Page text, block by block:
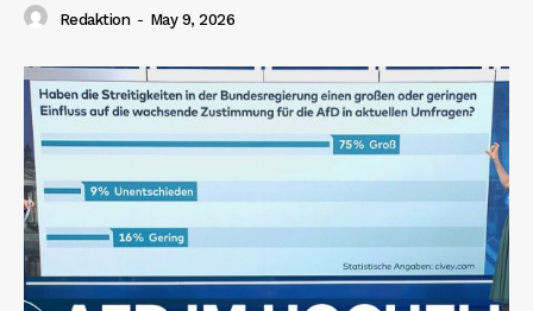
Redaktion - May 9, 2026